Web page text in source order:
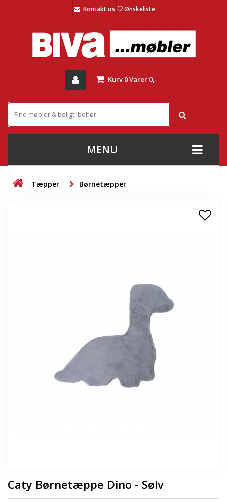
Kontakt os Ønskeliste
Kurv 0Varer 0,-
MENU
+
STUE
+
ENTREMØBLER
Tæpper Børnetæpper
Caty Børnetæppe Dino - Sølv